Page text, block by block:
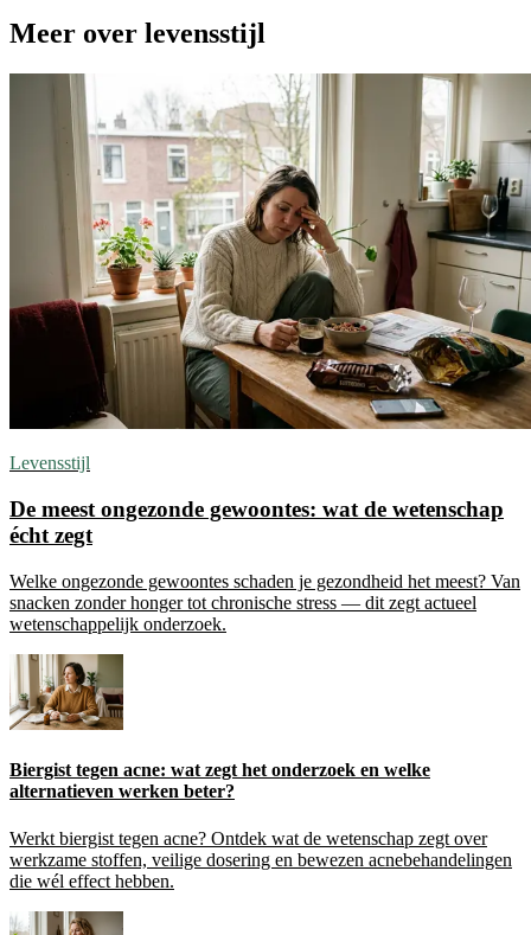
Meer over levensstijl
Levensstijl
De meest ongezonde gewoontes: wat de wetenschap
écht zegt
Welke ongezonde gewoontes schaden je gezondheid het meest? Van
snacken zonder honger tot chronische stress — dit zegt actueel
wetenschappelijk onderzoek.
Biergist tegen acne: wat zegt het onderzoek en welke
alternatieven werken beter?
Werkt biergist tegen acne? Ontdek wat de wetenschap zegt over
werkzame stoffen, veilige dosering en bewezen acnebehandelingen
die wél effect hebben.